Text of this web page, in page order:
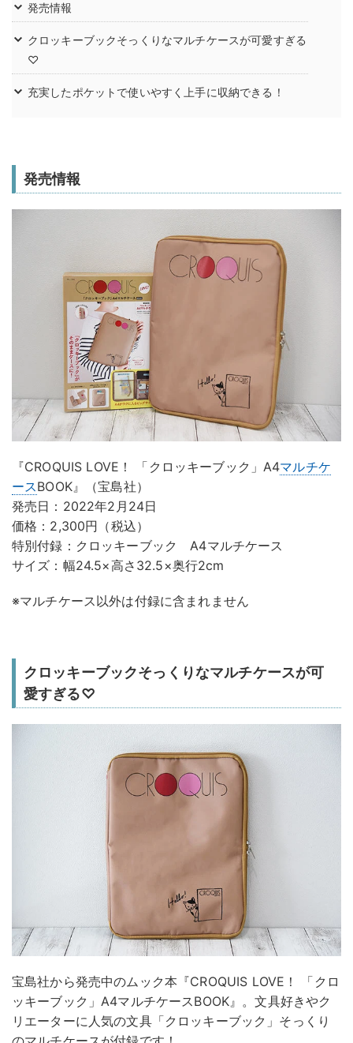
発売情報
クロッキーブックそっくりなマルチケースが可愛すぎる
♡
充実したポケットで使いやすく上手に収納できる！
発売情報
『CROQUIS LOVE！ 「クロッキーブック」A4マルチケ
ースBOOK』（宝島社）
発売日：2022年2月24日
価格：2,300円（税込）
特別付録：クロッキーブック A4マルチケース
サイズ：幅24.5×高さ32.5×奥行2cm
※マルチケース以外は付録に含まれません
クロッキーブックそっくりなマルチケースが可
愛すぎる♡
宝島社から発売中のムック本『CROQUIS LOVE！ 「クロ
ッキーブック」A4マルチケースBOOK』。文具好きやク
リエーターに人気の文具「クロッキーブック」そっくり